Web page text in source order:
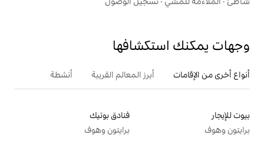
أبرز المعالم القريبة أنشطة
فنادق بوتيك
برايتون وهوف